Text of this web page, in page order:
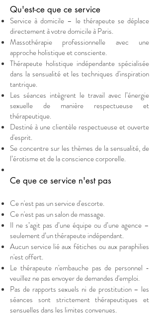
Qu'est-ce que ce service
Service à domicile – le thérapeute se déplace
directement à votre domicile à Paris.
Massothérapie professionnelle avec une
approche holistique et consciente.
Thérapeute holistique indépendante spécialisée
dans la sensualité et les techniques d'inspiration
tantrique.
Les séances intègrent le travail avec l’énergie
sexuelle de manière respectueuse et
thérapeutique.
Destiné à une clientèle respectueuse et ouverte
d'esprit.
Se concentre sur les thèmes de la sensualité, de
l’érotisme et de la conscience corporelle.
Ce que ce service n'est pas
Ce n'est pas un service d'escorte.
Ce n'est pas un salon de massage.
Il ne s’agit pas d’une équipe ou d’une agence –
seulement d’un thérapeute indépendant.
Aucun service lié aux fétiches ou aux paraphilies
n'est offert.
Le thérapeute n'embauche pas de personnel -
veuillez ne pas envoyer de demandes d'emploi.
Pas de rapports sexuels ni de prostitution – les
séances sont strictement thérapeutiques et
sensuelles dans les limites convenues.